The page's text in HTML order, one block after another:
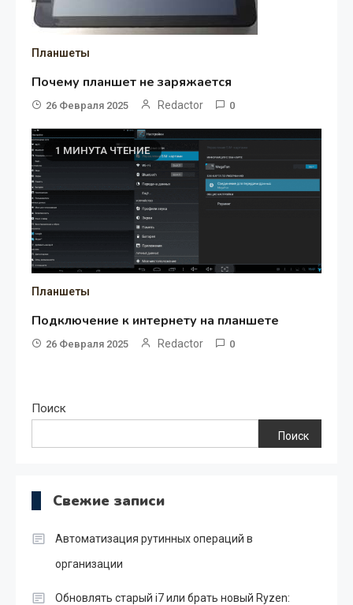
Планшеты
Почему планшет не заряжается
26 Февраля 2025 Redactor 0
1 МИНУТА ЧТЕНИЕ
Планшеты
Подключение к интернету на планшете
26 Февраля 2025 Redactor 0
Поиск
Поиск
Свежие записи
Автоматизация рутинных операций в
организации
Обновлять старый i7 или брать новый Ryzen: